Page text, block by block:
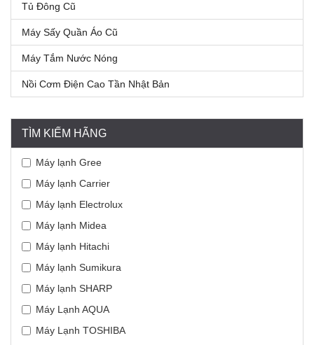
Tủ Đông Cũ
Máy Sấy Quần Áo Cũ
Máy Tắm Nước Nóng
Nồi Cơm Điện Cao Tần Nhật Bản
TÌM KIẾM HÃNG
Máy lạnh Gree
Máy lạnh Carrier
Máy lạnh Electrolux
Máy lạnh Midea
Máy lạnh Hitachi
Máy lạnh Sumikura
Máy lạnh SHARP
Máy Lạnh AQUA
Máy Lạnh TOSHIBA